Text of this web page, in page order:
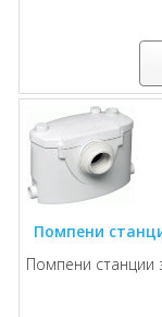
Помпени
Помпени станции